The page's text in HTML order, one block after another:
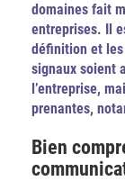
domaines fait
entreprises. Il
définition et
signaux soient
l’entreprise,
prenantes,
Bien